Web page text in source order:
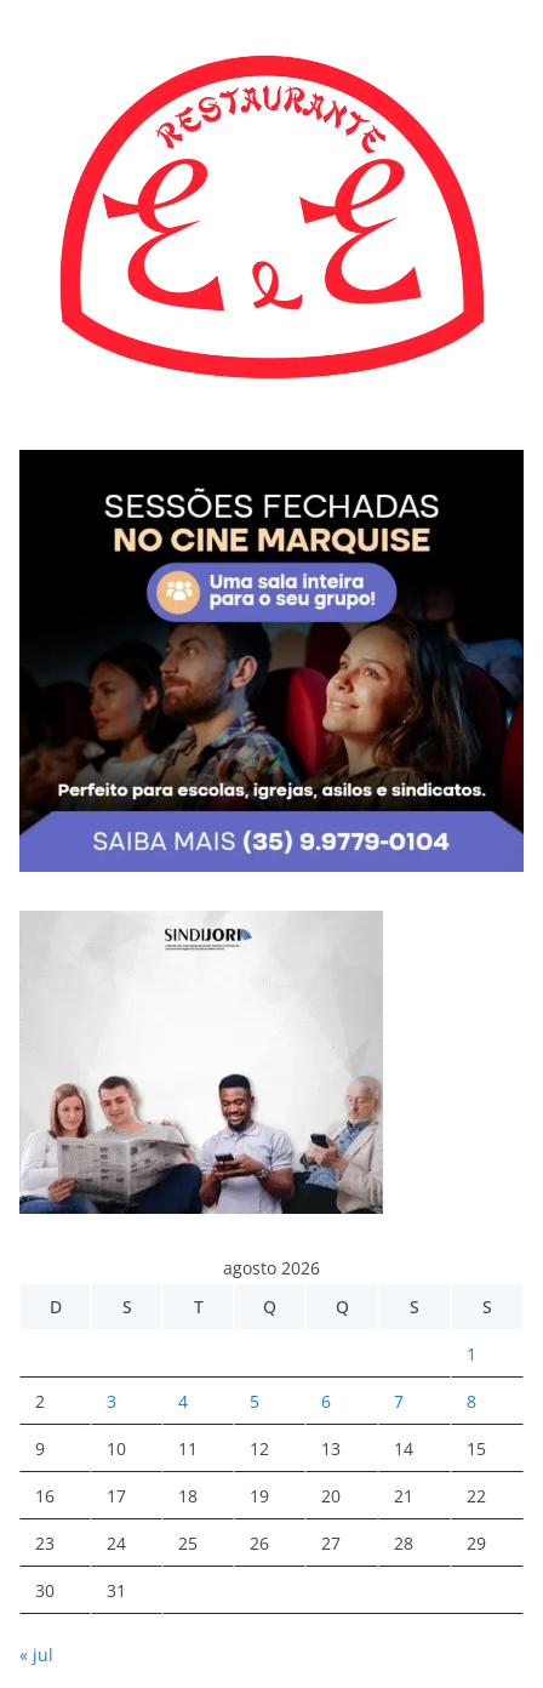
agosto 2026
D
S T Q Q S S
1
2 3 4 5 6 7 8
9 10 11 12 13 14 15
16 17 18 19 20 21 22
23 24 25 26 27 28 29
30 31
« jul